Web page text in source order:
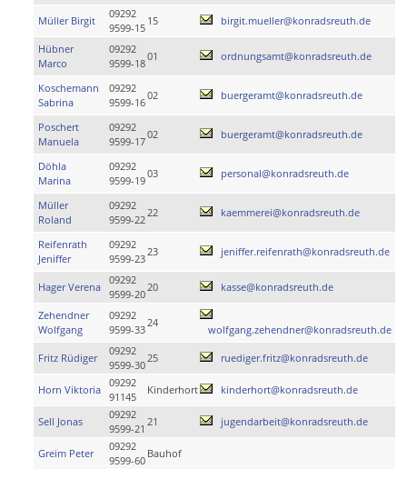
Müller Birgit
09292
9599-15
15 birgit.mueller@konradsreuth.de
Hübner
Marco
09292
9599-18
01 ordnungsamt@konradsreuth.de
Koschemann
Sabrina
09292
9599-16
02 buergeramt@konradsreuth.de
Poschert
Manuela
09292
9599-17
02 buergeramt@konradsreuth.de
Döhla
Marina
09292
9599-19
03 personal@konradsreuth.de
Müller
Roland
09292
9599-22
22 kaemmerei@konradsreuth.de
Reifenrath
Jeniffer
09292
9599-23
23 jeniffer.reifenrath@konradsreuth.de
Hager Verena
09292
9599-20
20 kasse@konradsreuth.de
Zehendner
Wolfgang
09292
9599-33
24
wolfgang.zehendner@konradsreuth.de
Fritz Rüdiger
09292
9599-30
25 ruediger.fritz@konradsreuth.de
Horn Viktoria
09292
91145
Kinderhort kinderhort@konradsreuth.de
Sell Jonas
09292
9599-21
21 jugendarbeit@konradsreuth.de
Greim Peter
09292
9599-60
Bauhof